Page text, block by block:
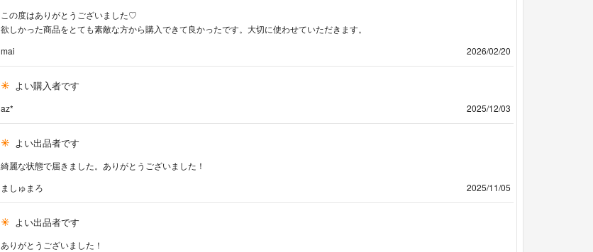
この度はありがとうございました♡
欲しかった商品をとても素敵な方から購入できて良かったです。大切に使わせていただきます。
mai
2026/02/20
よい購入者です
az* 2025/12/03
よい出品者です
綺麗な状態で届きました。ありがとうございました！
ましゅまろ
2025/11/05
よい出品者です
ありがとうございました！